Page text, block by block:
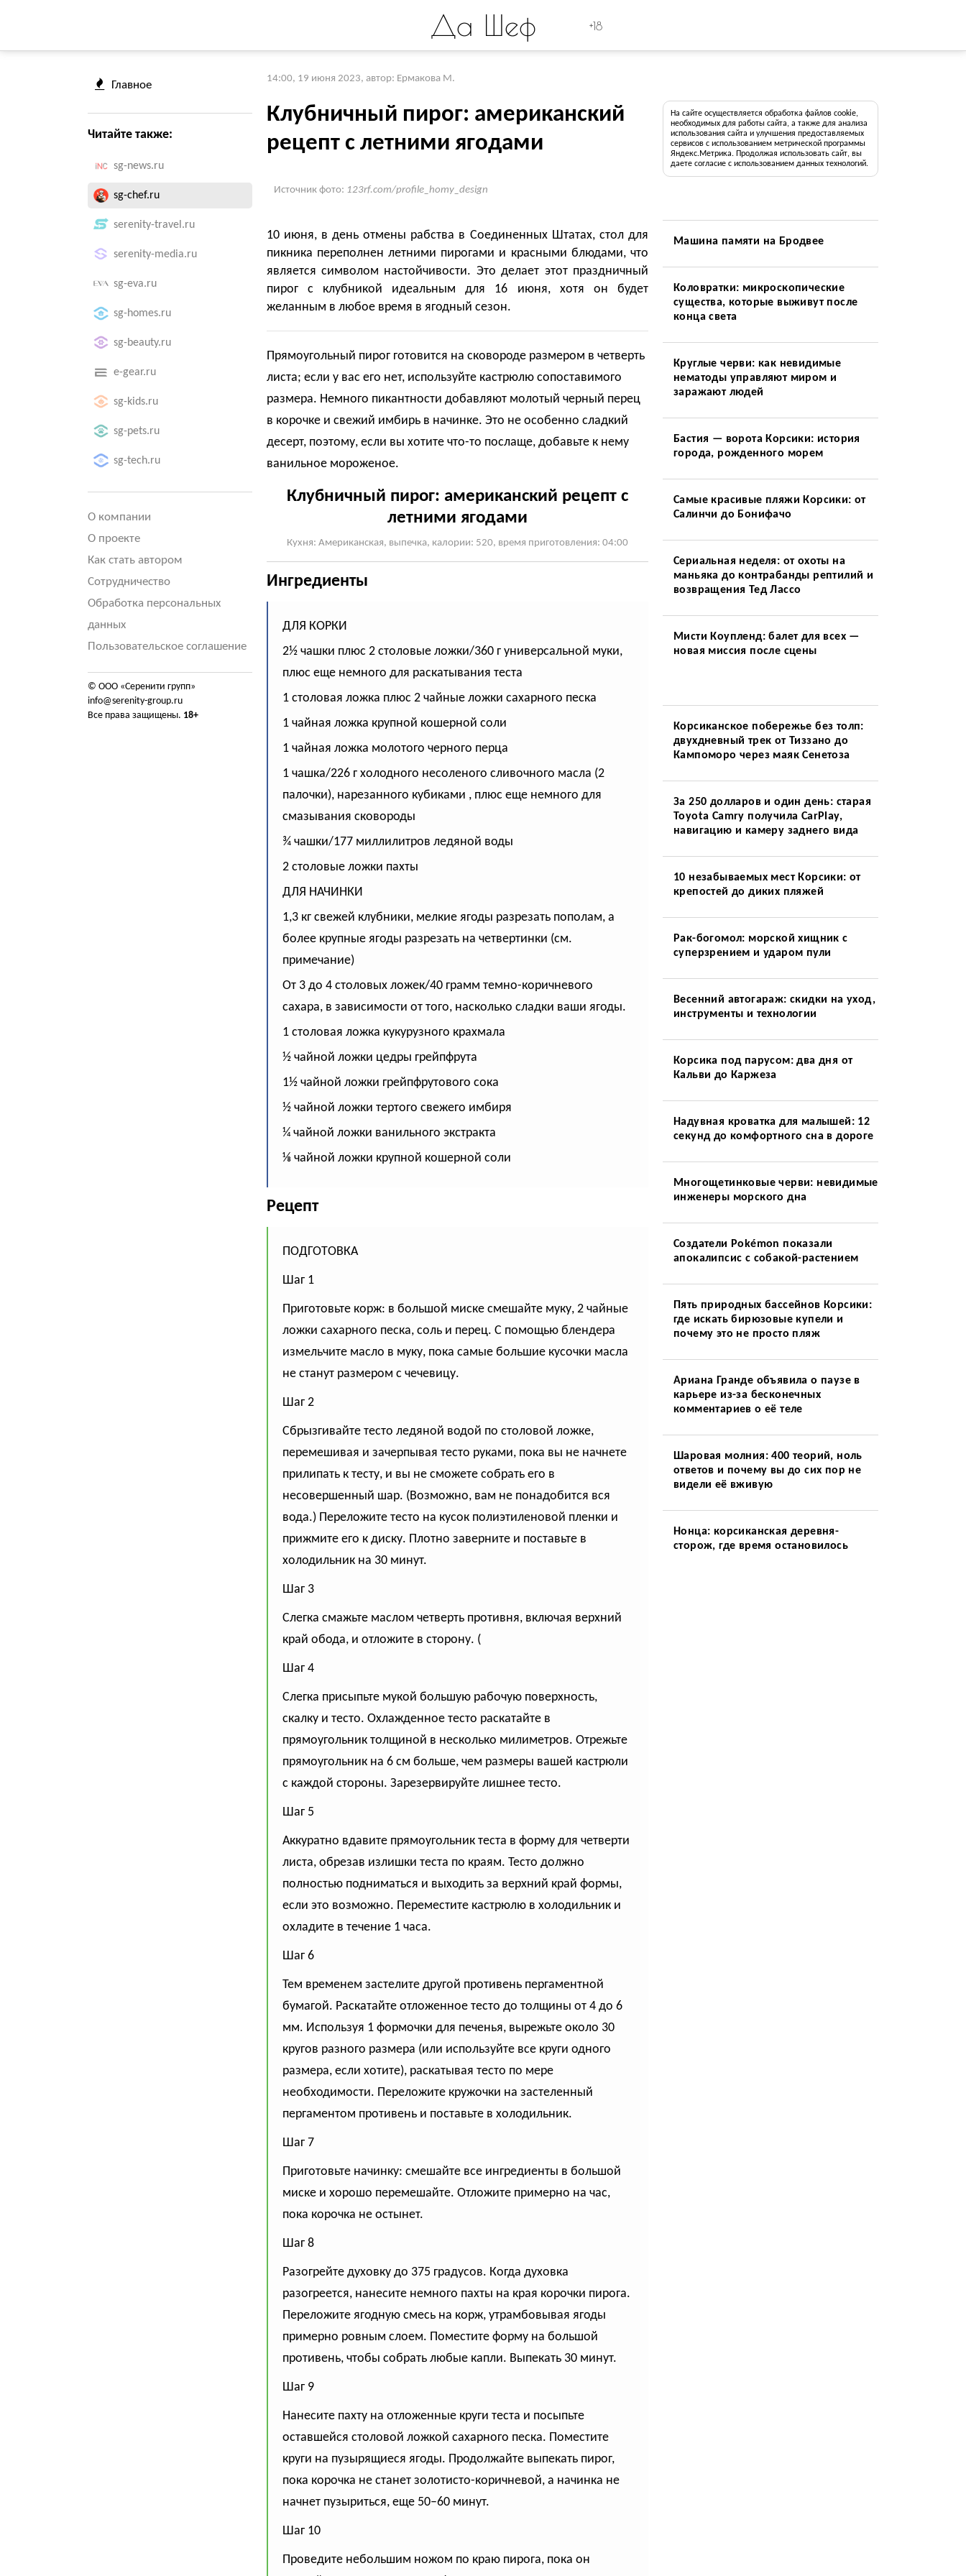
Да Шеф +18
Главное
Читайте также:
sg-news.ru
sg-chef.ru
serenity-travel.ru
serenity-media.ru
sg-eva.ru
sg-homes.ru
sg-beauty.ru
e-gear.ru
sg-kids.ru
sg-pets.ru
sg-tech.ru
О компании
О проекте
Как стать автором
Сотрудничество
Обработка персональных
данных
Пользовательское соглашение
© ООО «Серенити групп»
info@serenity-group.ru
Все права защищены. 18+
14:00, 19 июня 2023, автор: Ермакова М.
Клубничный пирог: американский
рецепт с летними ягодами
Источник фото: 123rf.com/profile_homy_design
10 июня, в день отмены рабства в Соединенных Штатах, стол для
пикника переполнен летними пирогами и красными блюдами, что
является символом настойчивости. Это делает этот праздничный
пирог с клубникой идеальным для 16 июня, хотя он будет
желанным в любое время в ягодный сезон.
Прямоугольный пирог готовится на сковороде размером в четверть
листа; если у вас его нет, используйте кастрюлю сопоставимого
размера. Немного пикантности добавляют молотый черный перец
в корочке и свежий имбирь в начинке. Это не особенно сладкий
десерт, поэтому, если вы хотите что-то послаще, добавьте к нему
ванильное мороженое.
Клубничный пирог: американский рецепт с
летними ягодами
Кухня: Американская, выпечка, калории: 520, время приготовления: 04:00
Ингредиенты
ДЛЯ КОРКИ
2½ чашки плюс 2 столовые ложки/360 г универсальной муки,
плюс еще немного для раскатывания теста
1 столовая ложка плюс 2 чайные ложки сахарного песка
1 чайная ложка крупной кошерной соли
1 чайная ложка молотого черного перца
1 чашка/226 г холодного несоленого сливочного масла (2
палочки), нарезанного кубиками , плюс еще немного для
смазывания сковороды
¾ чашки/177 миллилитров ледяной воды
2 столовые ложки пахты
ДЛЯ НАЧИНКИ
1,3 кг свежей клубники, мелкие ягоды разрезать пополам, а
более крупные ягоды разрезать на четвертинки (см.
примечание)
От 3 до 4 столовых ложек/40 грамм темно-коричневого
сахара, в зависимости от того, насколько сладки ваши ягоды.
1 столовая ложка кукурузного крахмала
½ чайной ложки цедры грейпфрута
1½ чайной ложки грейпфрутового сока
½ чайной ложки тертого свежего имбиря
¼ чайной ложки ванильного экстракта
⅛ чайной ложки крупной кошерной соли
Рецепт
ПОДГОТОВКА
Шаг 1
Приготовьте корж: в большой миске смешайте муку, 2 чайные
ложки сахарного песка, соль и перец. С помощью блендера
измельчите масло в муку, пока самые большие кусочки масла
не станут размером с чечевицу.
Шаг 2
Сбрызгивайте тесто ледяной водой по столовой ложке,
перемешивая и зачерпывая тесто руками, пока вы не начнете
прилипать к тесту, и вы не сможете собрать его в
несовершенный шар. (Возможно, вам не понадобится вся
вода.) Переложите тесто на кусок полиэтиленовой пленки и
прижмите его к диску. Плотно заверните и поставьте в
холодильник на 30 минут.
Шаг 3
Слегка смажьте маслом четверть противня, включая верхний
край обода, и отложите в сторону. (
Шаг 4
Слегка присыпьте мукой большую рабочую поверхность,
скалку и тесто. Охлажденное тесто раскатайте в
прямоугольник толщиной в несколько милиметров. Отрежьте
прямоугольник на 6 см больше, чем размеры вашей кастрюли
с каждой стороны. Зарезервируйте лишнее тесто.
Шаг 5
Аккуратно вдавите прямоугольник теста в форму для четверти
листа, обрезав излишки теста по краям. Тесто должно
полностью подниматься и выходить за верхний край формы,
если это возможно. Переместите кастрюлю в холодильник и
охладите в течение 1 часа.
Шаг 6
Тем временем застелите другой противень пергаментной
бумагой. Раскатайте отложенное тесто до толщины от 4 до 6
мм. Используя 1 формочки для печенья, вырежьте около 30
кругов разного размера (или используйте все круги одного
размера, если хотите), раскатывая тесто по мере
необходимости. Переложите кружочки на застеленный
пергаментом противень и поставьте в холодильник.
Шаг 7
Приготовьте начинку: смешайте все ингредиенты в большой
миске и хорошо перемешайте. Отложите примерно на час,
пока корочка не остынет.
Шаг 8
Разогрейте духовку до 375 градусов. Когда духовка
разогреется, нанесите немного пахты на края корочки пирога.
Переложите ягодную смесь на корж, утрамбовывая ягоды
примерно ровным слоем. Поместите форму на большой
противень, чтобы собрать любые капли. Выпекать 30 минут.
Шаг 9
Нанесите пахту на отложенные круги теста и посыпьте
оставшейся столовой ложкой сахарного песка. Поместите
круги на пузырящиеся ягоды. Продолжайте выпекать пирог,
пока корочка не станет золотисто-коричневой, а начинка не
начнет пузыриться, еще 50–60 минут.
Шаг 10
Проведите небольшим ножом по краю пирога, пока он
На сайте осуществляется обработка файлов cookie,
необходимых для работы сайта, а также для анализа
использования сайта и улучшения предоставляемых
сервисов с использованием метрической программы
Яндекс.Метрика. Продолжая использовать сайт, вы
даете согласие с использованием данных технологий.
Машина памяти на Бродвее
Коловратки: микроскопические
существа, которые выживут после
конца света
Круглые черви: как невидимые
нематоды управляют миром и
заражают людей
Бастия — ворота Корсики: история
города, рожденного морем
Самые красивые пляжи Корсики: от
Салинчи до Бонифачо
Сериальная неделя: от охоты на
маньяка до контрабанды рептилий и
возвращения Тед Лассо
Мисти Коупленд: балет для всех —
новая миссия после сцены
Корсиканское побережье без толп:
двухдневный трек от Тиззано до
Кампоморо через маяк Сенетоза
За 250 долларов и один день: старая
Toyota Camry получила CarPlay,
навигацию и камеру заднего вида
10 незабываемых мест Корсики: от
крепостей до диких пляжей
Рак-богомол: морской хищник с
суперзрением и ударом пули
Весенний автогараж: скидки на уход,
инструменты и технологии
Корсика под парусом: два дня от
Кальви до Каржеза
Надувная кроватка для малышей: 12
секунд до комфортного сна в дороге
Многощетинковые черви: невидимые
инженеры морского дна
Создатели Pokémon показали
апокалипсис с собакой-растением
Пять природных бассейнов Корсики:
где искать бирюзовые купели и
почему это не просто пляж
Ариана Гранде объявила о паузе в
карьере из-за бесконечных
комментариев о её теле
Шаровая молния: 400 теорий, ноль
ответов и почему вы до сих пор не
видели её вживую
Нонца: корсиканская деревня-
сторож, где время остановилось